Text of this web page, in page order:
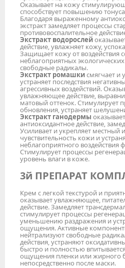
Оказывает на кожу
способствует повышению
Благодаря выраженному
экстракт замедляет процессы
противовоспалительное
Экстракт водорослей
действие, увлажняет кожу,
Защищает кожу от воздействия
неблагоприятных
свободные радикалы.
Экстракт ромашкисмягчает и
устраняет последствия
агрессивных воздействий.
увлажняющее действие,
матовый оттенок. Стимулирует
обновления, устраняет
Экстракт ганодермы
антиоксидантное действие,
Усиливает и укрепляет местный
чувствительность кожи и
неблагоприятного воздействия
Стимулирует процессы
уровень влаги в коже.
3й ПРЕПАРАТ
Крем с легкой текстурой и
оказывает увлажняющее,
действие. Замедляет
стимулирует процессы
уменьшению раздражения и
ощущения. Активные
нейтрализуют свободные
действия, устраняют
быстро и полностью
ощущения пленки или жирного
непосредственно после маски.